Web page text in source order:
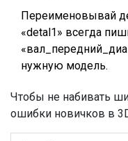
Переименовывай
«detal1» всегда
нужную модель.
Чтобы не набивать
ошибки новичков в